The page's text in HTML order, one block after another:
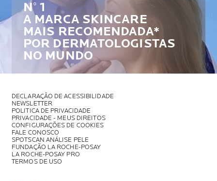
N° 1
A MARCA SKINCARE
MAIS RECOMENDADA*
POR DERMATOLOGISTAS
NO MUNDO
DECLARAÇÃO DE ACESSIBILIDADE
NEWSLETTER
POLITICA DE PRIVACIDADE
PRIVACIDADE - MEUS DIREITOS
CONFIGURAÇÕES DE COOKIES
FALE CONOSCO
SPOTSCAN ANÁLISE PELE
FUNDAÇÃO LA ROCHE-POSAY
LA ROCHE-POSAY PRO
TERMOS DE USO